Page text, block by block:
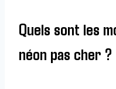
Quels sont les
néon pas cher ?